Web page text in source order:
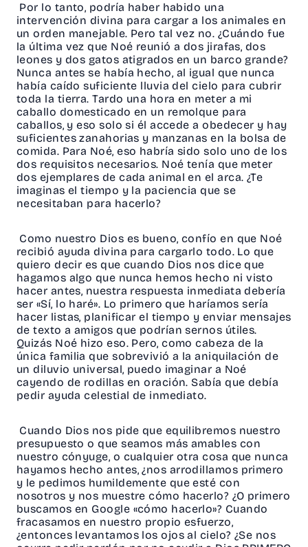
Por lo tanto, podría haber habido una
intervención divina para cargar a los animales en
un orden manejable. Pero tal vez no. ¿Cuándo fue
la última vez que Noé reunió a dos jirafas, dos
leones y dos gatos atigrados en un barco grande?
Nunca antes se había hecho, al igual que nunca
había caído suficiente lluvia del cielo para cubrir
toda la tierra. Tardo una hora en meter a mi
caballo domesticado en un remolque para
caballos, y eso solo si él accede a obedecer y hay
suficientes zanahorias y manzanas en la bolsa de
comida. Para Noé, eso habría sido solo uno de los
dos requisitos necesarios. Noé tenía que meter
dos ejemplares de cada animal en el arca. ¿Te
imaginas el tiempo y la paciencia que se
necesitaban para hacerlo?
Como nuestro Dios es bueno, confío en que Noé
recibió ayuda divina para cargarlo todo. Lo que
quiero decir es que cuando Dios nos dice que
hagamos algo que nunca hemos hecho ni visto
hacer antes, nuestra respuesta inmediata debería
ser «Sí, lo haré». Lo primero que haríamos sería
hacer listas, planificar el tiempo y enviar mensajes
de texto a amigos que podrían sernos útiles.
Quizás Noé hizo eso. Pero, como cabeza de la
única familia que sobrevivió a la aniquilación de
un diluvio universal, puedo imaginar a Noé
cayendo de rodillas en oración. Sabía que debía
pedir ayuda celestial de inmediato.
Cuando Dios nos pide que equilibremos nuestro
presupuesto o que seamos más amables con
nuestro cónyuge, o cualquier otra cosa que nunca
hayamos hecho antes, ¿nos arrodillamos primero
y le pedimos humildemente que esté con
nosotros y nos muestre cómo hacerlo? ¿O primero
buscamos en Google «cómo hacerlo»? Cuando
fracasamos en nuestro propio esfuerzo,
¿entonces levantamos los ojos al cielo? ¿Se nos